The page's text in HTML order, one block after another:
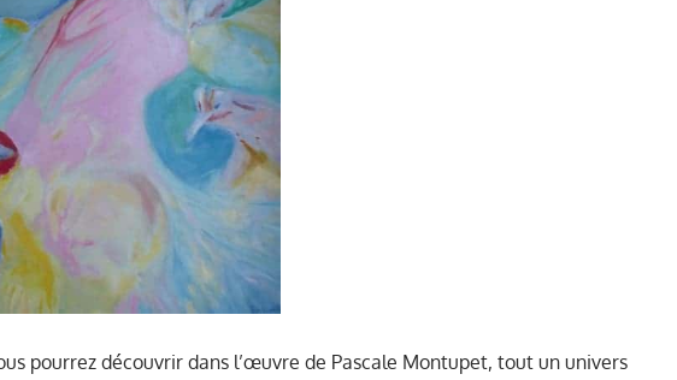
pourrez découvrir dans l’œuvre de Pascale Montupet, tout un univers